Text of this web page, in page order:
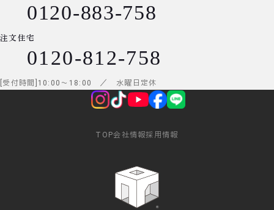
0120-883-758
注文住宅
0120-812-758
受付時間 10:00 ～ 18:00 ／ 水曜日定休
TOP会社情報採用情報